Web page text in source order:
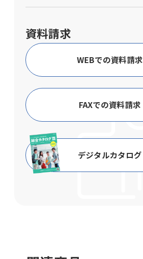
資料請求
WEBでの資料請求
FAXでの資料請求
デジタルカタログ